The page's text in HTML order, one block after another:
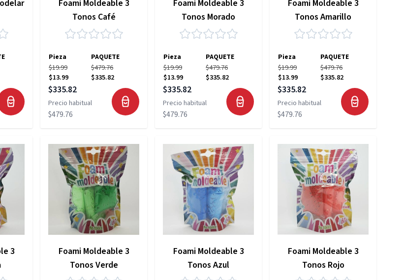
Foami Moldeable 3
Tonos Café
Pieza
PAQUETE
$19.99
$13.99
$479.76
$335.82
Precio especial
$335.82
Precio habitual
$479.76
Foami Moldeable 3
Tonos Morado
Pieza
PAQUETE
$19.99
$13.99
$479.76
$335.82
Precio especial
$335.82
Precio habitual
$479.76
Foami Moldeable 3
Tonos Amarillo
Pieza
PAQUETE
$19.99
$13.99
$479.76
$335.82
Precio especial
$335.82
Precio habitual
$479.76
3
Foami Moldeable 3
Tonos Verde
Foami Moldeable 3
Tonos Azul
Foami Moldeable 3
Tonos Rojo